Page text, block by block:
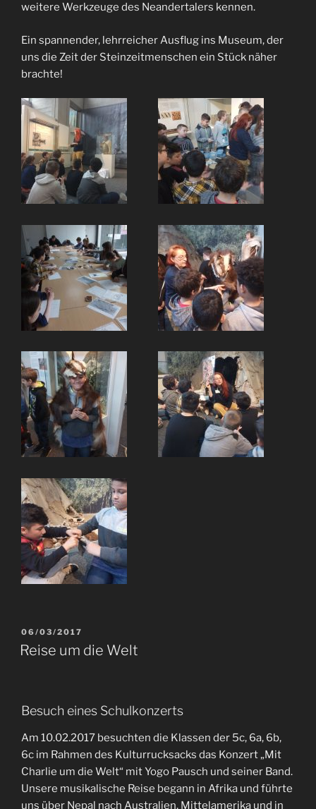
weitere Werkzeuge des Neandertalers kennen.
Ein spannender, lehrreicher Ausflug ins Museum, der
uns die Zeit der Steinzeitmenschen ein Stück näher
brachte!
06/03/2017
Reise um die Welt
Besuch eines Schulkonzerts
Am 10.02.2017 besuchten die Klassen der 5c, 6a, 6b,
6c im Rahmen des Kulturrucksacks das Konzert „Mit
Charlie um die Welt“ mit Yogo Pausch und seiner Band.
Unsere musikalische Reise begann in Afrika und führte
uns über Nepal nach Australien, Mittelamerika und in